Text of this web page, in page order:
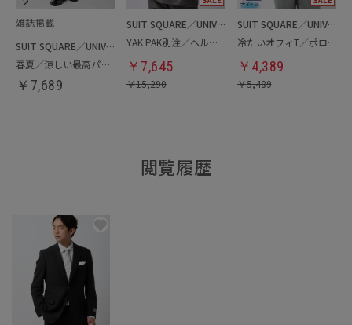
SUIT SQUARE／UNIVERSAL LANGUAGE
春夏／涼しい最高パンツ
￥ 7,689
SUIT SQUARE／UNIVERSAL LANGUAGE
YAK PAK別注／ヘルメットバッグ
￥ 7,645
￥15,290
SUIT SQUARE／UNIVERSAL LANGUAGE
冷たいオフィT／ポロシャツ
￥ 4,389
￥5,489
閲覧履歴